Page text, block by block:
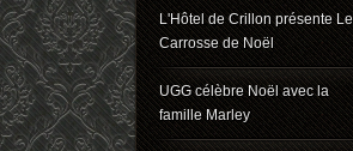
L'Hôtel de Crillon présente Le
Carrosse de Noël
UGG célèbre Noël avec la
famille Marley